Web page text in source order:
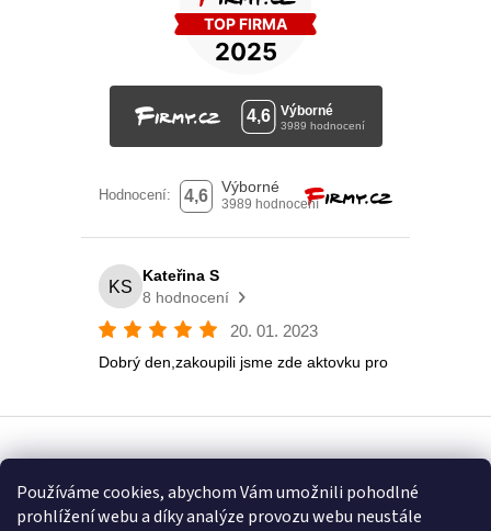
Používáme cookies, abychom Vám umožnili pohodlné
prohlížení webu a díky analýze provozu webu neustále